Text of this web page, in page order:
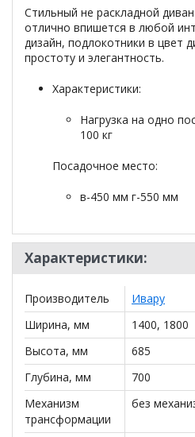
Стильный не раскладной
отлично впишется в любой
дизайн, подлокотники в цвет
простоту и элегантность.
Характеристики:
Нагрузка на одно
100 кг
Посадочное место:
в-450 мм г-550 мм
Размеры
Ширина: 1400/1800 мм |
Высота: 685 мм
Вес: 47 кг | Объем: 1.080 м³
! Подушки в комплект не
*Дополнительную
Прямой диван Блюз
уточняйте
по телефону+79292022735
Характеристики:
Производитель
Ивару
Ширина, мм
1400, 1800
Высота, мм
685
Глубина, мм
700
Механизм
трансформации
без